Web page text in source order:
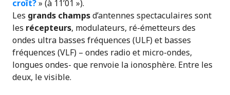
croît?» (à 11’01 »).
Les grands champsd’antennes spectaculaires sont
les récepteurs, modulateurs, ré-émetteurs des
ondes ultra basses fréquences (ULF) et basses
fréquences (VLF) – ondes radio et micro-ondes,
longues ondes- que renvoie la ionosphère. Entre les
deux, le visible.